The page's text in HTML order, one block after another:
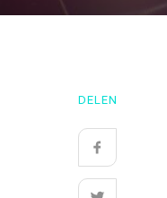
DELEN